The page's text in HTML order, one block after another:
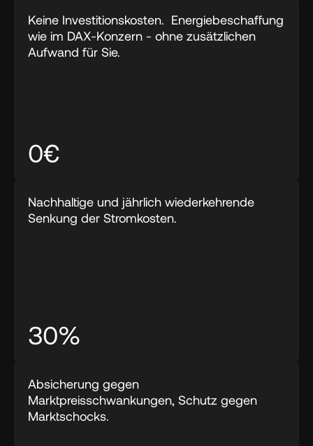
Keine Investitionskosten.  Energiebeschaffung
wie im DAX-Konzern - ohne zusätzlichen
Aufwand für Sie.
0€
Nachhaltige und jährlich wiederkehrende
Senkung der Stromkosten.
30%
Absicherung gegen
Marktpreisschwankungen, Schutz gegen
Marktschocks.